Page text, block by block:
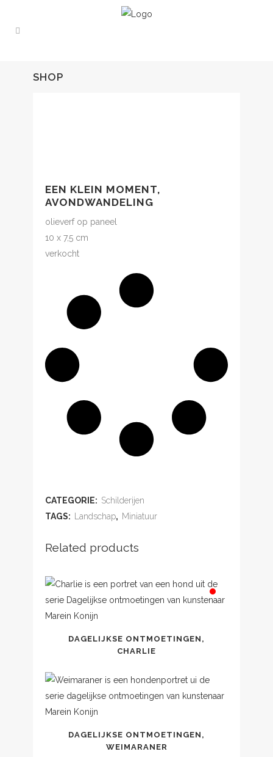
SHOP
EEN KLEIN MOMENT,
AVONDWANDELING
olieverf op paneel
10 x 7,5 cm
verkocht
CATEGORIE: Schilderijen
TAGS:
Landschap, Miniatuur
Related products
DAGELIJKSE ONTMOETINGEN,
CHARLIE
DAGELIJKSE ONTMOETINGEN,
WEIMARANER